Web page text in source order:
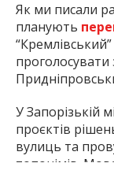
Як ми писали
планують
проголосувати
У Запорізькій
проєктів
вулиць та
топонімів.